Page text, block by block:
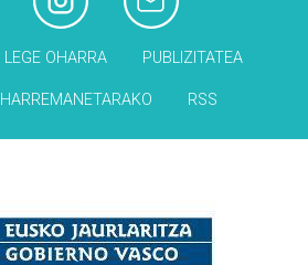
LEGE OHARRA PUBLIZITATEA
HARREMANETARAKO RSS